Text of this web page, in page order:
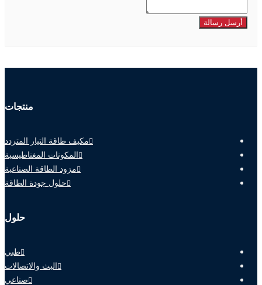
أرسل رسالة
منتجات
مكيف طاقة التيار المتردد
المكونات المغناطيسية
مزود الطاقة الصناعية
حلول جودة الطاقة
حلول
طبي
البث والاتصالات
صناعي